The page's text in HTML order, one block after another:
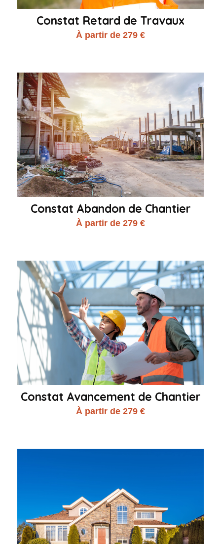
Constat Retard de Travaux
À partir de 279 €
Constat Abandon de Chantier
À partir de 279 €
Constat Avancement de Chantier
À partir de 279 €